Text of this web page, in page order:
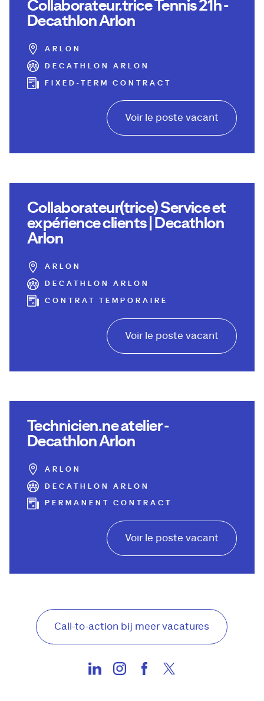
Collaborateur.trice Tennis 21h -
Decathlon Arlon
ARLON
DECATHLON ARLON
FIXED-TERM CONTRACT
Voir le poste vacant
Collaborateur(trice) Service et
expérience clients | Decathlon
Arlon
ARLON
DECATHLON ARLON
CONTRAT TEMPORAIRE
Voir le poste vacant
Technicien.ne atelier -
Decathlon Arlon
ARLON
DECATHLON ARLON
PERMANENT CONTRACT
Voir le poste vacant
Call-to-action bij meer vacatures